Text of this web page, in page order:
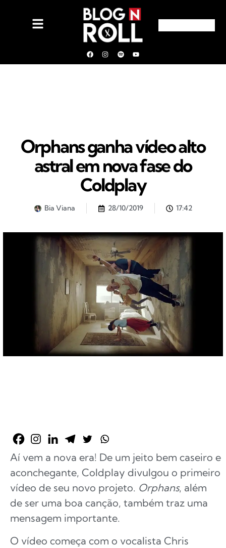
Orphans ganha vídeo alto
astral em nova fase do
Coldplay
Bia Viana 28/10/2019 17:42
Aí vem a nova era! De um jeito bem caseiro e
aconchegante, Coldplay divulgou o primeiro
vídeo de seu novo projeto. Orphans, além
de ser uma boa canção, também traz uma
mensagem importante.
O vídeo começa com o vocalista Chris